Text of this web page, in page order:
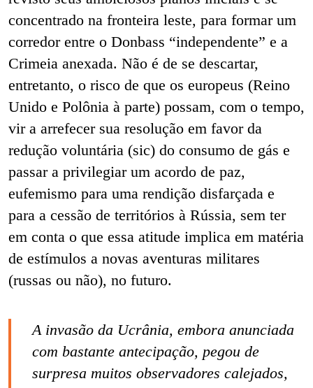
concentrado na fronteira leste, para formar um
corredor entre o Donbass “independente” e a
Crimeia anexada. Não é de se descartar,
entretanto, o risco de que os europeus (Reino
Unido e Polônia à parte) possam, com o tempo,
vir a arrefecer sua resolução em favor da
redução voluntária (sic) do consumo de gás e
passar a privilegiar um acordo de paz,
eufemismo para uma rendição disfarçada e
para a cessão de territórios à Rússia, sem ter
em conta o que essa atitude implica em matéria
de estímulos a novas aventuras militares
(russas ou não), no futuro.
A invasão da Ucrânia, embora anunciada
com bastante antecipação, pegou de
surpresa muitos observadores calejados,